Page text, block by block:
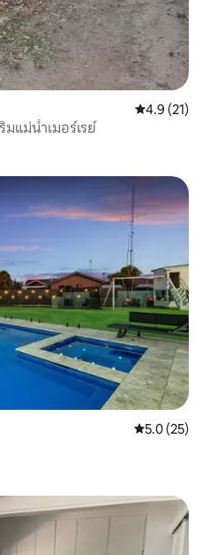
คะแนนเฉลี่ย
4.9 (21)
แม่น้ำเมอร์เรย์
คะแนนเฉลี่ย
5.0 (25)